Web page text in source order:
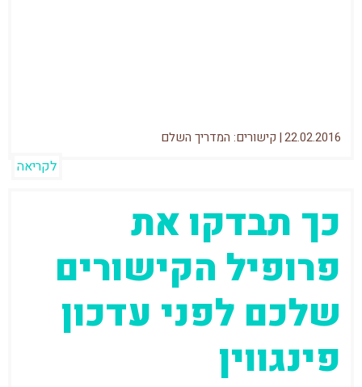
22.02.2016
| קישורים: המדריך השלם
לקריאה
כך תבדקו את
פרופיל הקישורים
שלכם לפני עדכון
פינגווין